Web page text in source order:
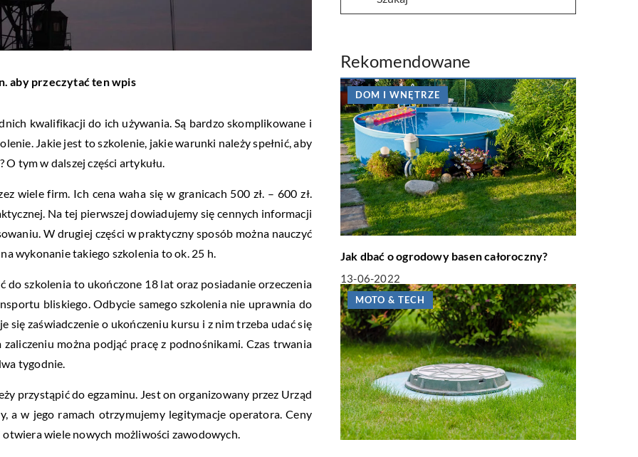
aby przeczytać ten wpis
kwalifikacji do ich używania. Są bardzo skomplikowane i
Jakie jest to szkolenie, jakie warunki należy spełnić, aby
tym w dalszej części artykułu.
wiele firm. Ich cena waha się w granicach 500 zł. – 600 zł.
Na tej pierwszej dowiadujemy się cennych informacji
W drugiej części w praktyczny sposób można nauczyć
wykonanie takiego szkolenia to ok. 25 h.
do szkolenia to ukończone 18 lat oraz posiadanie orzeczenia
bliskiego. Odbycie samego szkolenia nie uprawnia do
się zaświadczenie o ukończeniu kursu i z nim trzeba udać się
można podjąć pracę z podnośnikami. Czas trwania
tygodnie.
przystąpić do egzaminu. Jest on organizowany przez Urząd
a w jego ramach otrzymujemy legitymacje operatora. Ceny
wiele nowych możliwości zawodowych.
Rekomendowane
DOM I WNĘTRZE
Jak dbać o ogrodowy basen całoroczny?
13-06-2022
MOTO & TECH